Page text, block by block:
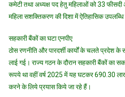
कमेटी तथा अध्यक्ष पद हेतु महिलाओं को 33 फीसदी
महिला सशक्तिकरण की दिशा में ऐतिहासिक
सहकारी बैंकों का घटा एनपीए
ठोस रणनीति और पारदर्शी कार्यों के चलते प्रदेश के
लाई गई। राज्य गठन के दौरान सहकारी बैंकों का
रूपये था वहीं वर्ष 2025 में यह घटकर 690.30
करने के लिये प्रयास किये जा रहे हैं।